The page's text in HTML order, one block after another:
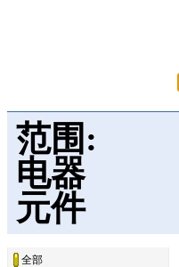
范围:
电器
元件
全部